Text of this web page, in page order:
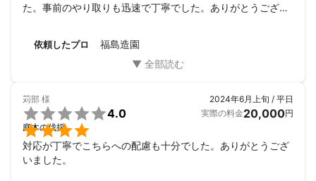
た。事前のやり取りも迅速で丁寧でした。ありがとうござい
依頼したプロ 福島造園
苅部 様


4.0
庭木の伐採
2024年6月上旬 / 平日
実際の料金20,000円
対応が丁寧でこちらへの配慮も十分でした。ありがとうござ
いました。